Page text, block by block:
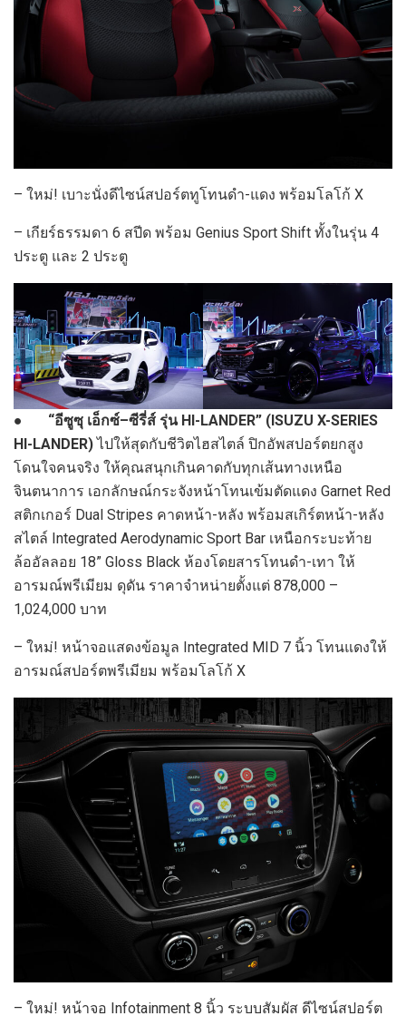
– ใหม่! เบาะนั่งดีไซน์สปอร์ตทูโทนดำ-แดง พร้อมโลโก้ X
– เกียร์ธรรมดา 6 สปีด พร้อม Genius Sport Shift ทั้งในรุ่น 4
ประตู และ 2 ประตู
● “อีซูซุ เอ็กซ์–ซีรี่ส์ รุ่น HI-LANDER” (ISUZU X-SERIES
HI-LANDER)ไปให้สุดกับชีวิตไฮสไตล์ ปิกอัพสปอร์ตยกสูง
โดนใจคนจริง ให้คุณสนุกเกินคาดกับทุกเส้นทางเหนือ
จินตนาการ เอกลักษณ์กระจังหน้าโทนเข้มตัดแดง Garnet Red
สติกเกอร์ Dual Stripes คาดหน้า-หลัง พร้อมสเกิร์ตหน้า-หลัง
สไตล์ Integrated Aerodynamic Sport Bar เหนือกระบะท้าย
ล้ออัลลอย 18” Gloss Black ห้องโดยสารโทนดำ-เทา ให้
อารมณ์พรีเมียม ดุดัน ราคาจำหน่ายตั้งแต่ 878,000 –
1,024,000 บาท
– ใหม่! หน้าจอแสดงข้อมูล Integrated MID 7 นิ้ว โทนแดงให้
อารมณ์สปอร์ตพรีเมียม พร้อมโลโก้ X
– ใหม่! หน้าจอ Infotainment 8 นิ้ว ระบบสัมผัส ดีไซน์สปอร์ต